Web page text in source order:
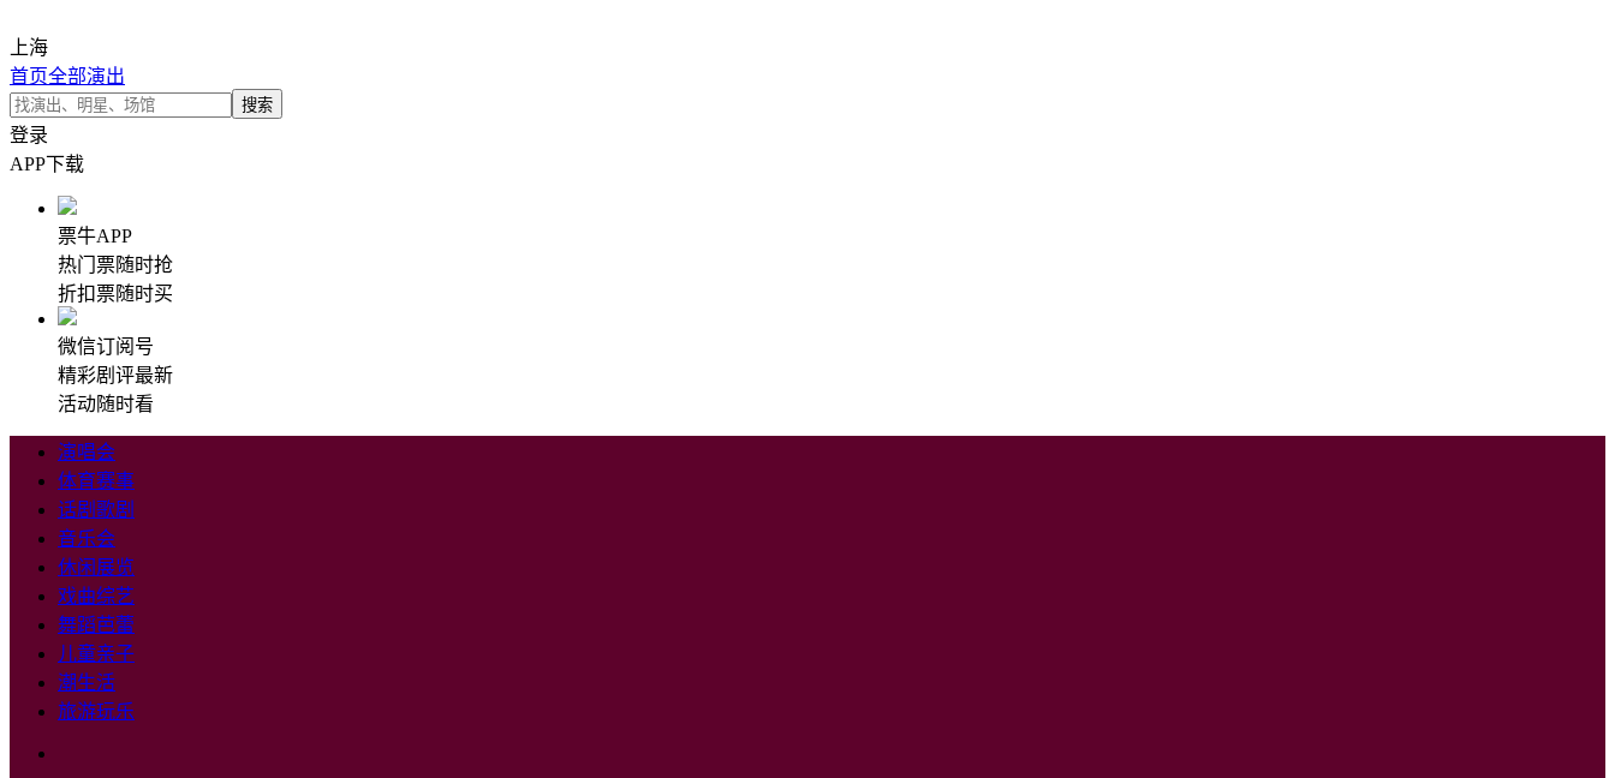
上海
首页全部演出
登录
APP下载
票牛APP
热门票随时抢
折扣票随时买
微信订阅号
精彩剧评最新
活动随时看
演唱会
体育赛事
话剧歌剧
音乐会
休闲展览
戏曲综艺
舞蹈芭蕾
儿童亲子
潮生活
旅游玩乐